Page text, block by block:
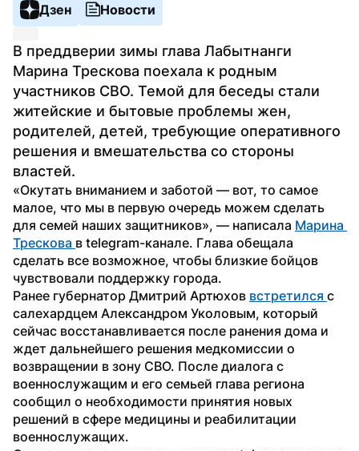
Дзен
Новости
В преддверии зимы глава Лабытнанги
Марина Трескова поехала к родным
участников СВО. Темой для беседы стали
житейские и бытовые проблемы жен,
родителей, детей, требующие оперативного
решения и вмешательства со стороны
властей.
«Окутать вниманием и заботой — вот, то самое
малое, что мы в первую очередь можем сделать
для семей наших защитников», — написала Марина
Трескова в telegram-канале. Глава обещала
сделать все возможное, чтобы близкие бойцов
чувствовали поддержку города.
Ранее губернатор Дмитрий Артюхов встретился с
салехардцем Александром Уколовым, который
сейчас восстанавливается после ранения дома и
ждет дальнейшего решения медкомиссии о
возвращении в зону СВО. После диалога с
военнослужащим и его семьей глава региона
сообщил о необходимости принятия новых
решений в сфере медицины и реабилитации
военнослужащих.